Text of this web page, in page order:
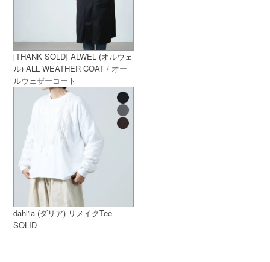
[THANK SOLD] ALWEL (オルウェ
ル) ALL WEATHER COAT / オー
ルウェザーコート
dahl'ia (ダリア) リメイクTee
SOLID